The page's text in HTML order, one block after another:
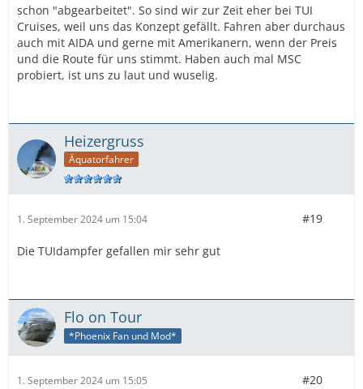
schon "abgearbeitet". So sind wir zur Zeit eher bei TUI
Cruises, weil uns das Konzept gefällt. Fahren aber durchaus
auch mit AIDA und gerne mit Amerikanern, wenn der Preis
und die Route für uns stimmt. Haben auch mal MSC
probiert, ist uns zu laut und wuselig.
Heizergruss
Äquatorfahrer
1. September 2024 um 15:04 #19
Die TUIdampfer gefallen mir sehr gut
Flo on Tour
*Phoenix Fan und Mod*
1. September 2024 um 15:05 #20